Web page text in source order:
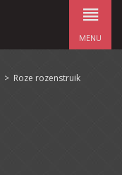
MENU
> Roze rozenstruik